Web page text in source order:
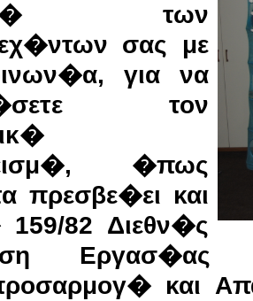
των
σας με
για να
τον
�πως
πρεσβε�ει και
82 Διεθν�ς
Εργασ�ας
και